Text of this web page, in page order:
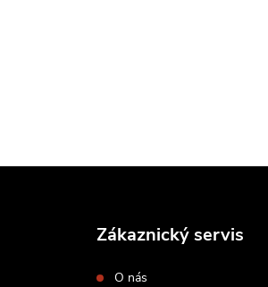
Zákaznický servis
O nás